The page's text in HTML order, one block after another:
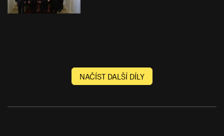
NAČÍST DALŠÍ DÍLY